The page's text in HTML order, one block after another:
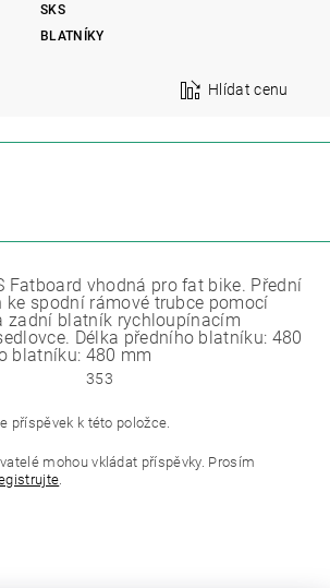
SKS
BLATNÍKY
Hlídat cenu
Fatboard vhodná pro fat bike. Přední
ke spodní rámové trubce pomocí
zadní blatník rychloupínacím
Délka předního blatníku: 480
blatníku: 480 mm
353
příspěvek k této položce.
mohou vkládat příspěvky. Prosím
.